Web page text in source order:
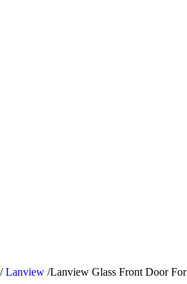
/ Lanview /Lanview Glass Front Door For